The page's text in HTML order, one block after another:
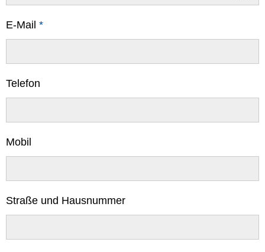
E-Mail *
Telefon
Mobil
Straße und Hausnummer